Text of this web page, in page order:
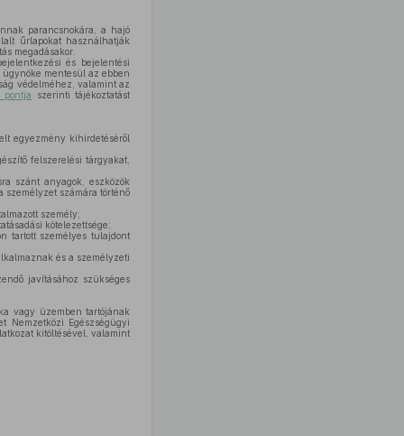
parancsnokára, a hajó
űrlapokat használhatják
megadásakor.
és bejelentési
mentesül az ebben
védelméhez, valamint az
szerinti tájékoztatást
egyezmény kihirdetéséről
felszerelési tárgyakat,
szánt anyagok, eszközök
személyzet számára történő
személy;
kötelezettsége;
tartott személyes tulajdont
és a személyzeti
javításához szükséges
vagy üzemben tartójának
Nemzetközi Egészségügyi
kitöltésével, valamint